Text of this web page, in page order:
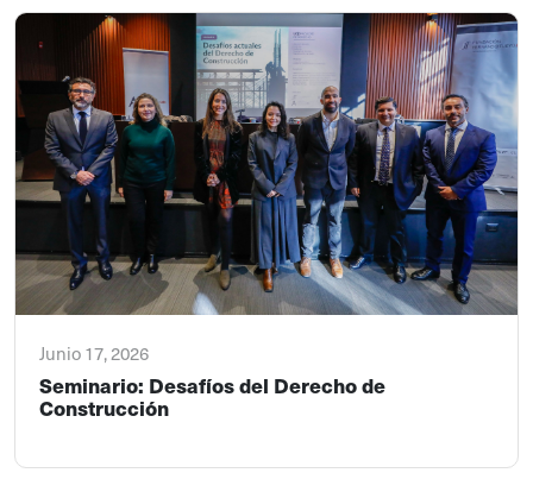
Junio 17, 2026
Seminario: Desafíos del Derecho de
Construcción